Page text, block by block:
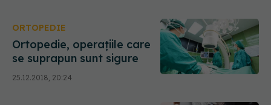
ORTOPEDIE
Ortopedie, operațiile care
se suprapun sunt sigure
25.12.2018, 20:24